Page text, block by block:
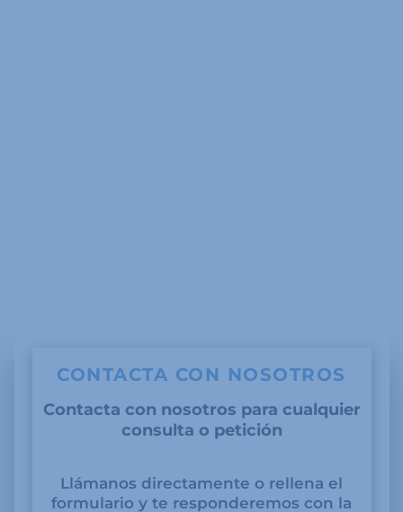
CONTACTA CON NOSOTROS
Contacta con nosotros para cualquier
consulta o petición
Llámanos directamente o rellena el
formulario y te responderemos con la